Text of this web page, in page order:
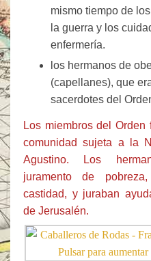
mismo tiempo de
la guerra y los
enfermería.
los hermanos de
(capellanes), que
sacerdotes del
Los miembros del Orden
comunidad sujeta a la
Agustino. Los
juramento de
castidad, y juraban
de Jerusalén.